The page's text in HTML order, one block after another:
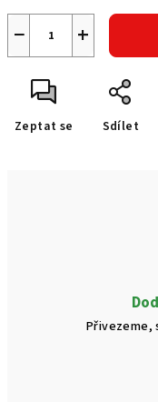
+
−
Zeptat se Sdílet
Přivezeme,